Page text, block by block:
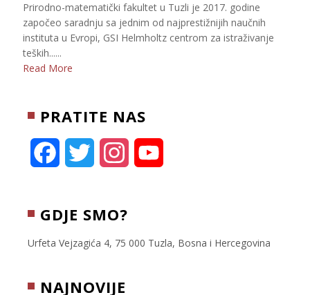
Prirodno-matematički fakultet u Tuzli je 2017. godine
započeo saradnju sa jednim od najprestižnijih naučnih
instituta u Evropi, GSI Helmholtz centrom za istraživanje
teških......
Read More
PRATITE NAS
c
e
i
t
t
T
GDJE SMO?
Urfeta Vejzagića 4, 75 000 Tuzla, Bosna i Hercegovina
NAJNOVIJE